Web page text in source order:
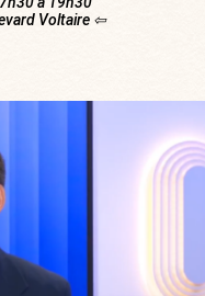
Voltaire ⇦